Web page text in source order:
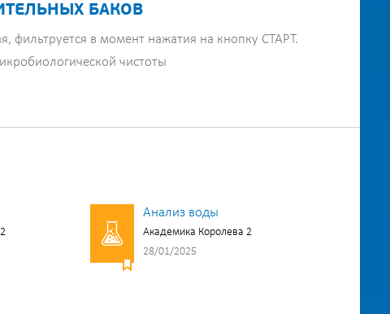
БАКОВ
фильтруется в момент нажатия на кнопку СТАРТ.
чистоты
Анализ воды
Академика Королева 2
28/01/2025